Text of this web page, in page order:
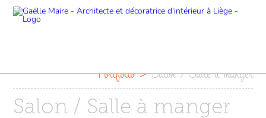
Portfolio >Salon / Salle à manger
Salon / Salle à manger